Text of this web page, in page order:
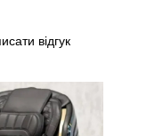
відгук